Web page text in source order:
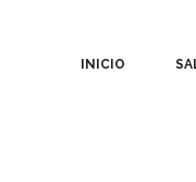
INICIO